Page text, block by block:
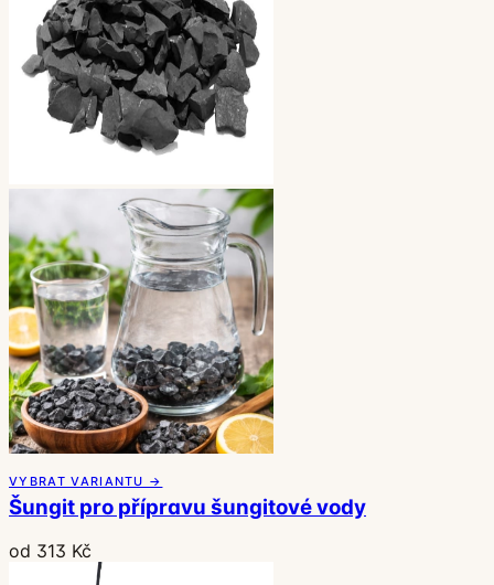
VYBRAT VARIANTU →
Šungit pro přípravu šungitové vody
od 313 Kč